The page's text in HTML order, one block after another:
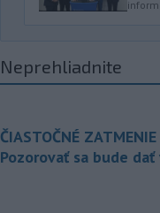
Neprehliadnite
ČIASTOČNÉ
Pozorovať sa bude